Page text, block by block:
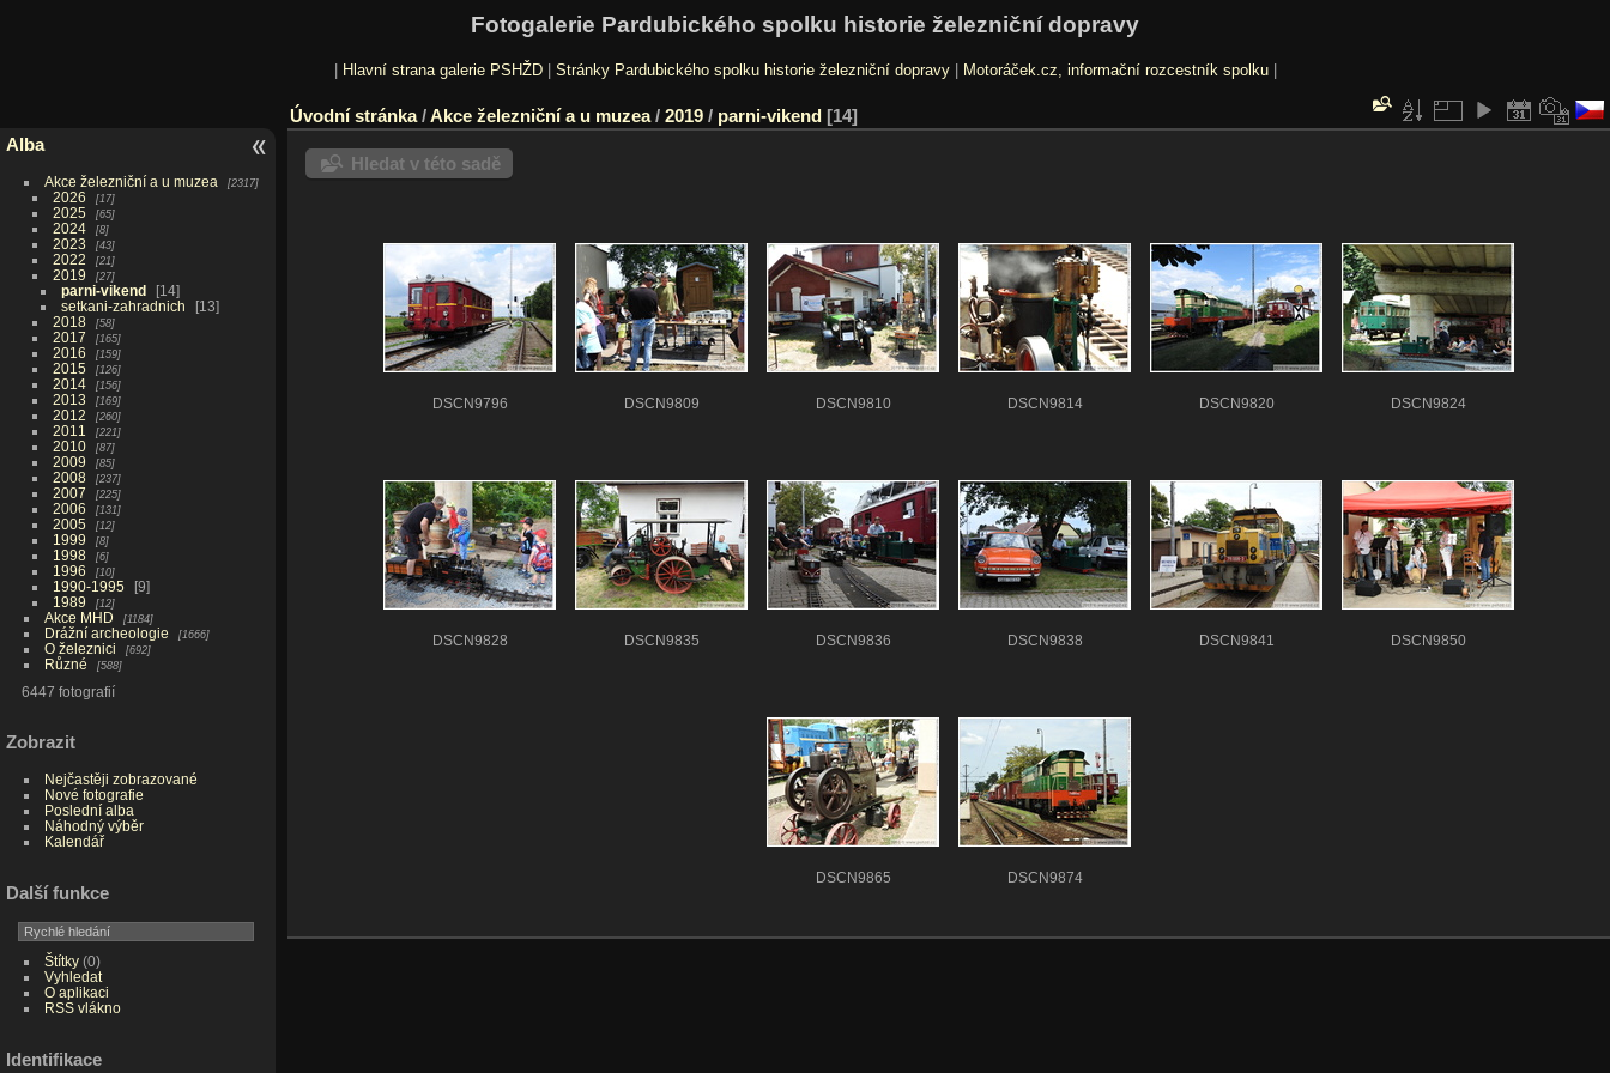
Fotogalerie Pardubického spolku historie železniční dopravy
Hlavní strana galerie PSHŽD| Stránky Pardubického spolku historie železniční dopravy| Motoráček.cz, informační rozcestník spolku|
Alba
Akce železniční a u muzea 2317
2026 17
2025 65
2024 8
2023 43
2022 21
2019 27
parni-vikend
14
setkani-zahradnich
13
2018
58
2017 165
2016 159
2015 126
2014 156
2013 169
2012 260
2011 221
2010 87
2009 85
2008 237
2007 225
2006 131
2005 12
1999 8
1998 6
1996 10
1990-1995
9
1989
12
Akce MHD 1184
Drážní archeologie 1666
O železnici 692
Různé 588
6447 fotografií
Zobrazit
Nejčastěji zobrazované
Nové fotografie
Poslední alba
Náhodný výběr
Kalendář
Další funkce
Štítky(0)
Vyhledat
O aplikaci
RSS vlákno
Identifikace
Úvodní stránka/Akce železniční a u muzea/ 2019 / parni-vikend 14
Hledat v této sadě
DSCN9796 DSCN9809 DSCN9810 DSCN9814 DSCN9820 DSCN9824
DSCN9828 DSCN9835 DSCN9836 DSCN9838 DSCN9841 DSCN9850
DSCN9865 DSCN9874